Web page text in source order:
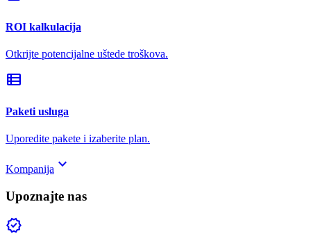
ROI kalkulacija
Otkrijte potencijalne uštede troškova.
view_list
Paketi usluga
Uporedite pakete i izaberite plan.
Kompanija keyboard_arrow_down
Upoznajte nas
verified